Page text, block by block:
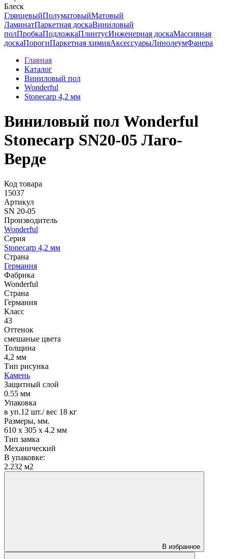
Блеск
ГлянцевыйПолуматовыйМатовый
ЛаминатПаркетная доскаВиниловый
полПробкаПодложкаПлинтусИнженерная доскаМассивная
доскаПорогиПаркетная химияАксессуарыЛинолеумФанера
Главная
Каталог
Виниловый пол
Wonderful
Stonecarp 4,2 мм
Виниловый пол Wonderful
Stonecarp SN20-05 Лаго-
Верде
Код товара
15037
Артикул
SN 20-05
Производитель
Wonderful
Серия
Stonecarp 4,2 мм
Страна
Германия
Фабрика
Wonderful
Страна
Германия
Класс
43
Оттенок
смешаные цвета
Толщина
4,2 мм
Тип рисунка
Камень
Защитный слой
0.55 мм
Упаковка
в уп.12 шт./ вес 18 кг
Размеры, мм.
610 х 305 х 4.2 мм
Тип замка
Механический
В упаковке:
2.232 м2
В избранное